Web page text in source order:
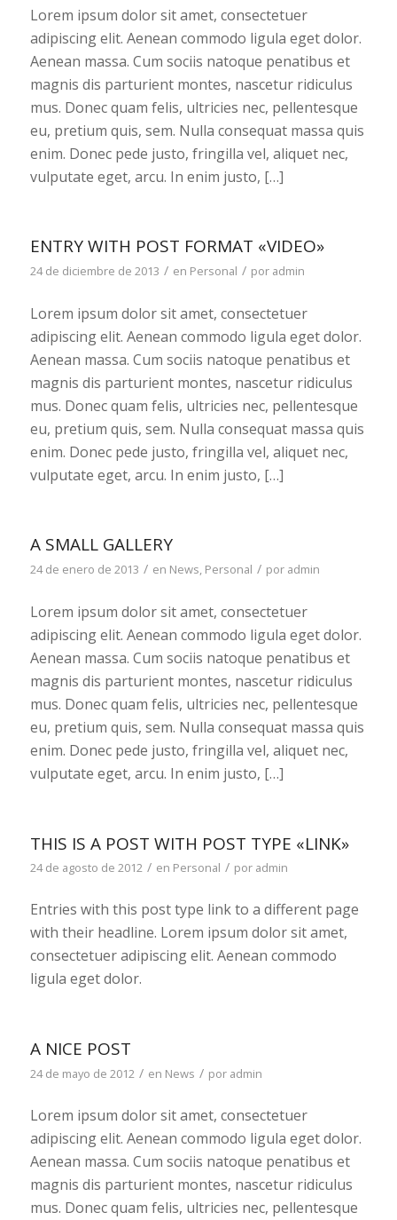
Lorem ipsum dolor sit amet, consectetuer
adipiscing elit. Aenean commodo ligula eget dolor.
Aenean massa. Cum sociis natoque penatibus et
magnis dis parturient montes, nascetur ridiculus
mus. Donec quam felis, ultricies nec, pellentesque
eu, pretium quis, sem. Nulla consequat massa quis
enim. Donec pede justo, fringilla vel, aliquet nec,
vulputate eget, arcu. In enim justo, […]
ENTRY WITH POST FORMAT «VIDEO»
24 de diciembre de 2013 / en Personal / por admin
Lorem ipsum dolor sit amet, consectetuer
adipiscing elit. Aenean commodo ligula eget dolor.
Aenean massa. Cum sociis natoque penatibus et
magnis dis parturient montes, nascetur ridiculus
mus. Donec quam felis, ultricies nec, pellentesque
eu, pretium quis, sem. Nulla consequat massa quis
enim. Donec pede justo, fringilla vel, aliquet nec,
vulputate eget, arcu. In enim justo, […]
A SMALL GALLERY
24 de enero de 2013 / en News, Personal / por admin
Lorem ipsum dolor sit amet, consectetuer
adipiscing elit. Aenean commodo ligula eget dolor.
Aenean massa. Cum sociis natoque penatibus et
magnis dis parturient montes, nascetur ridiculus
mus. Donec quam felis, ultricies nec, pellentesque
eu, pretium quis, sem. Nulla consequat massa quis
enim. Donec pede justo, fringilla vel, aliquet nec,
vulputate eget, arcu. In enim justo, […]
THIS IS A POST WITH POST TYPE «LINK»
24 de agosto de 2012 / en Personal / por admin
Entries with this post type link to a different page
with their headline. Lorem ipsum dolor sit amet,
consectetuer adipiscing elit. Aenean commodo
ligula eget dolor.
A NICE POST
24 de mayo de 2012 / en News / por admin
Lorem ipsum dolor sit amet, consectetuer
adipiscing elit. Aenean commodo ligula eget dolor.
Aenean massa. Cum sociis natoque penatibus et
magnis dis parturient montes, nascetur ridiculus
mus. Donec quam felis, ultricies nec, pellentesque